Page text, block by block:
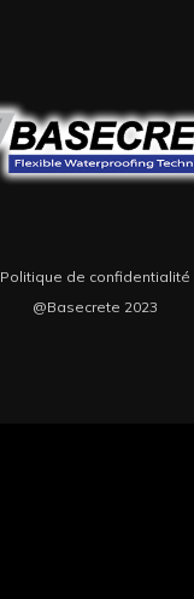
Politique de confidentialité
@Basecrete 2023